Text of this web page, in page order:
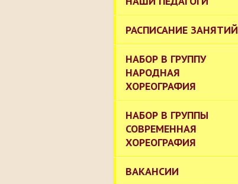
РАСПИСАНИЕ ЗАНЯТИЙ
НАБОР В ГРУППУ
НАРОДНАЯ
ХОРЕОГРАФИЯ
НАБОР В ГРУППЫ
СОВРЕМЕННАЯ
ХОРЕОГРАФИЯ
ВАКАНСИИ